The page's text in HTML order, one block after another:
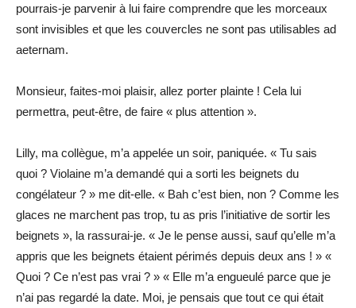
pourrais-je parvenir à lui faire comprendre que les morceaux
sont invisibles et que les couvercles ne sont pas utilisables ad
aeternam.
Monsieur, faites-moi plaisir, allez porter plainte ! Cela lui
permettra, peut-être, de faire « plus attention ».
Lilly, ma collègue, m’a appelée un soir, paniquée. « Tu sais
quoi ? Violaine m’a demandé qui a sorti les beignets du
congélateur ? » me dit-elle. « Bah c’est bien, non ? Comme les
glaces ne marchent pas trop, tu as pris l’initiative de sortir les
beignets », la rassurai-je. « Je le pense aussi, sauf qu’elle m’a
appris que les beignets étaient périmés depuis deux ans ! » «
Quoi ? Ce n’est pas vrai ? » « Elle m’a engueulé parce que je
n’ai pas regardé la date. Moi, je pensais que tout ce qui était